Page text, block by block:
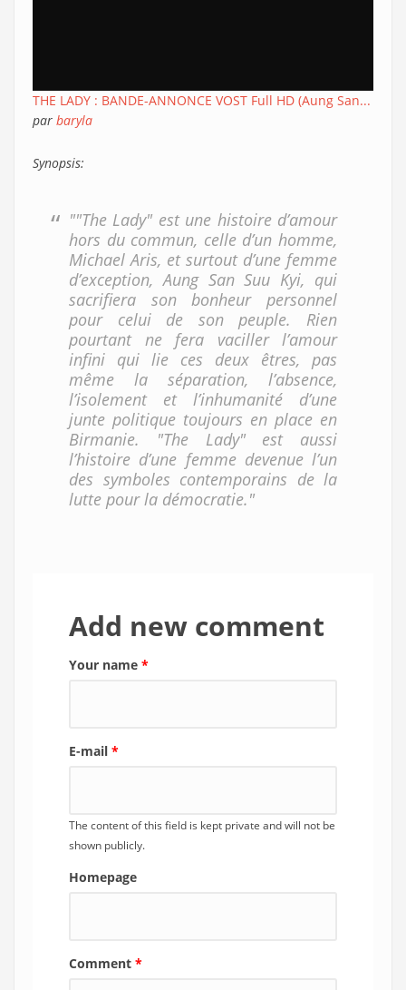
THE LADY : BANDE-ANNONCE VOST Full HD (Aung San...
par baryla
Synopsis:
""The Lady" est une histoire d’amour
hors du commun, celle d’un homme,
Michael Aris, et surtout d’une femme
d’exception, Aung San Suu Kyi, qui
sacrifiera son bonheur personnel
pour celui de son peuple. Rien
pourtant ne fera vaciller l’amour
infini qui lie ces deux êtres, pas
même la séparation, l’absence,
l’isolement et l’inhumanité d’une
junte politique toujours en place en
Birmanie. "The Lady" est aussi
l’histoire d’une femme devenue l’un
des symboles contemporains de la
lutte pour la démocratie."
Add new comment
Your name *
E-mail *
The content of this field is kept private and will not be
shown publicly.
Homepage
Comment *